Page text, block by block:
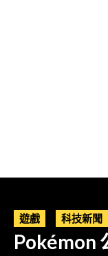
遊戲 科技新聞
Pokémon